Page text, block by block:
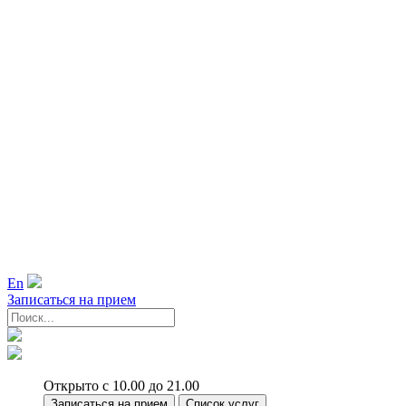
En
Записаться на прием
Открыто с 10.00 до 21.00